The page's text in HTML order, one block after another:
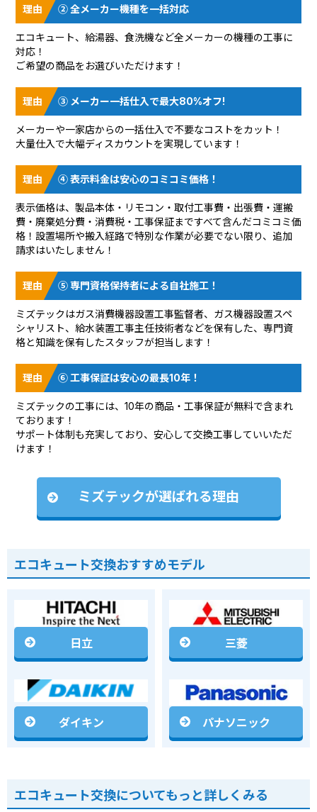
② 全メーカー機種を一括対応
エコキュート、給湯器、食洗機など全メーカーの機種の工事に
対応！
ご希望の商品をお選びいただけます！
③ メーカー一括仕入で最大80%オフ!
メーカーや一家店からの一括仕入で不要なコストをカット！
大量仕入で大幅ディスカウントを実現しています！
④ 表示料金は安心のコミコミ価格！
表示価格は、製品本体・リモコン・取付工事費・出張費・運搬
費・廃棄処分費・消費税・工事保証まですべて含んだコミコミ価
格！設置場所や搬入経路で特別な作業が必要でない限り、追加
請求はいたしません！
⑤ 専門資格保持者による自社施工！
ミズテックはガス消費機器設置工事監督者、ガス機器設置スペ
シャリスト、給水装置工事主任技術者などを保有した、専門資
格と知識を保有したスタッフが担当します！
⑥ 工事保証は安心の最長10年！
ミズテックの工事には、10年の商品・工事保証が無料で含まれ
ております！
サポート体制も充実しており、安心して交換工事していいただ
けます！
ミズテックが選ばれる理由
エコキュート交換おすすめモデル
日立 三菱
ダイキン パナソニック
エコキュート交換についてもっと詳しくみる